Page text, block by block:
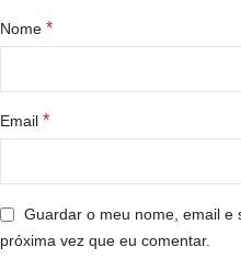
Nome *
Email *
Guardar o meu nome, email e
próxima vez que eu comentar.